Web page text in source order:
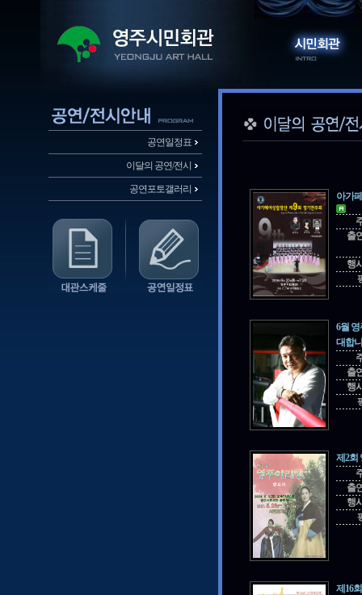
공연일정표
이달의 공연/전시
공연포토갤러리
아가
출
행
6월
대합
출
행
제2회
출
행
제16